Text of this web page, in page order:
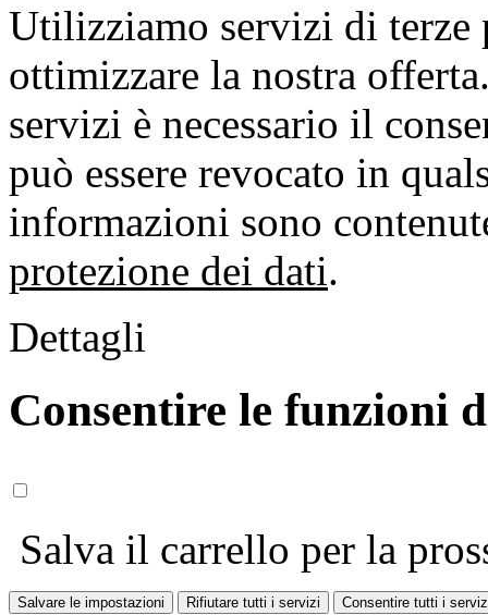
Utilizziamo servizi di terze
ottimizzare la nostra
servizi è necessario il
può essere revocato in
informazioni sono
protezione dei dati.
Dettagli
Consentire le funzioni
Salva il carrello per la
Salvare le impostazioni Rifiutare tutti i servizi Consentire tutti i